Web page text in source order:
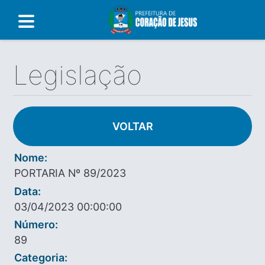
Legislação
VOLTAR
Nome:
PORTARIA Nº 89/2023
Data:
03/04/2023 00:00:00
Número:
89
Categoria: